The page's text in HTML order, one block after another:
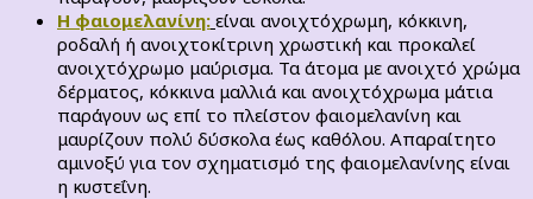
Η φαιομελανίνη: είναι ανοιχτόχρωμη, κόκκινη,
ροδαλή ή ανοιχτοκίτρινη χρωστική και προκαλεί
ανοιχτόχρωμο μαύρισμα. Τα άτομα με ανοιχτό χρώμα
δέρματος, κόκκινα μαλλιά και ανοιχτόχρωμα μάτια
παράγουν ως επί το πλείστον φαιομελανίνη και
μαυρίζουν πολύ δύσκολα έως καθόλου. Απαραίτητο
αμινοξύ για τον σχηματισμό της φαιομελανίνης είναι
η κυστεΐνη.